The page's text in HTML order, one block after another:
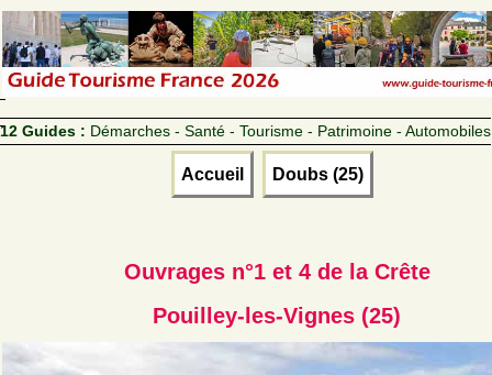
12 Guides : Démarches - Santé - Tourisme - Patrimoine - Automobiles
Accueil Doubs (25)
Ouvrages n°1 et 4 de la Crête
Pouilley-les-Vignes (25)